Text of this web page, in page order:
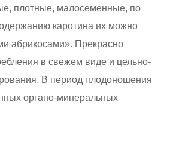
плотные, малосеменные, по
каротина их можно
абрикосами». Прекрасно
в свежем виде и цельно-
В период плодоношения
органо-минеральных